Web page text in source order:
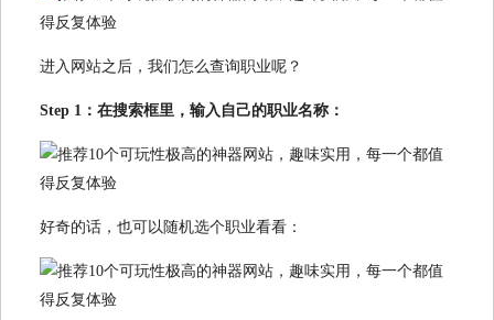
进入网站之后，我们怎么查询职业呢？
Step 1：在搜索框里，输入自己的职业名称：
好奇的话，也可以随机选个职业看看：